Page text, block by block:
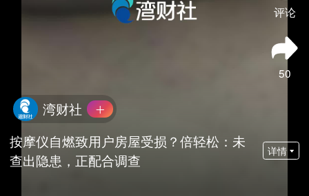
评论
50
湾财社
按摩仪自燃致用户房屋受损？倍轻松：未
查出隐患，正配合调查
详情